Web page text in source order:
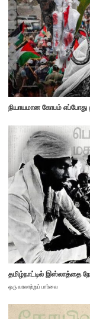
நியாயமான கோபம் எப்போது
தமிழ்நாட்டில் இஸ்லாத்தை
ஒரு வரலாற்றுப் பார்வை